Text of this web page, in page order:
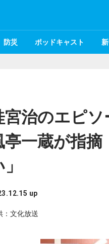
防災 ポッドキャスト
宮治のエピ
亭一蔵が指
up
：文化放送